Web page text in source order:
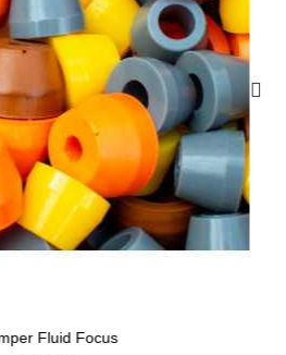
Fluid Focus